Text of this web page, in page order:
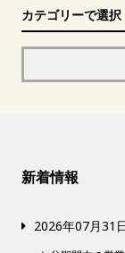
新着情報
2026年07月31